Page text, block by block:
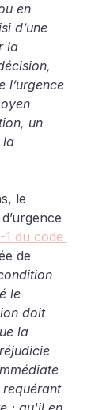
en
d’une
la
l’urgence
un
la
le
1 du code
de
le
doit
la